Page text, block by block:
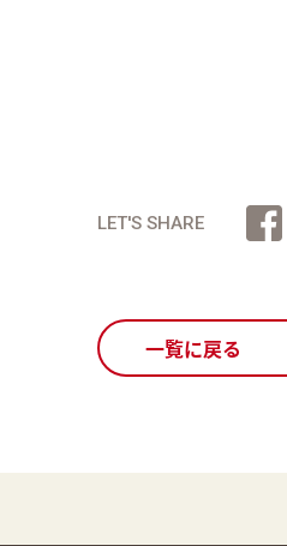
LET'S SHARE
一覧に戻る